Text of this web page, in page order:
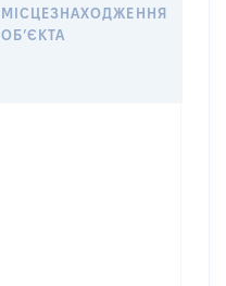
МІСЦЕЗНАХОДЖЕННЯ
ОБʼЄКТА